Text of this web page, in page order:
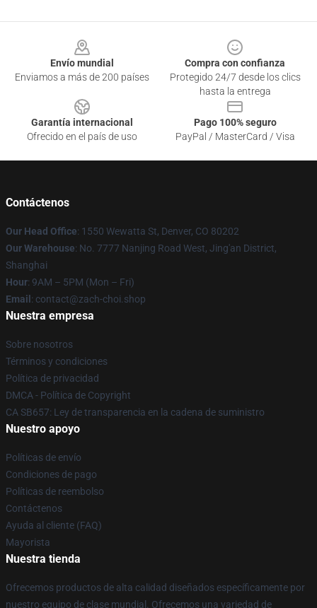
Envío mundial
Enviamos a más de 200 países
Compra con confianza
Protegido 24/7 desde los clics
hasta la entrega
Garantía internacional
Ofrecido en el país de uso
Pago 100% seguro
PayPal / MasterCard / Visa
Contáctenos
Our Head Office: 1550 Wewatta St, Denver, CO 80202
Our Warehouse: No. 7777 Nanjing Road West, Jing'an District,
Shanghai
Hour: 9AM – 5PM (Mon – Fri)
Email : contact@zach-choi.shop
Nuestra empresa
Sobre nosotros
Términos y condiciones
Política de privacidad
DMCA - Política de Copyright
CA SB657: Ley de transparencia en la cadena de suministro
Nuestro apoyo
Políticas de envío
Condiciones de pago
Políticas de reembolso
Contáctenos
Ayuda al cliente (FAQ)
Mayorista
Nuestra tienda
Ofrecemos productos de alta calidad diseñados específicamente por
nuestro equipo de clase mundial. Ofrecemos una variedad de